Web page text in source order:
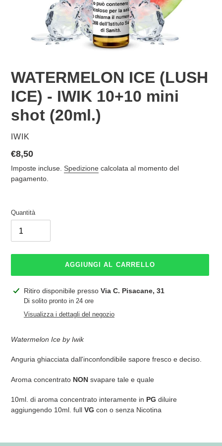
WATERMELON ICE (LUSH
ICE) - IWIK 10+10 mini
shot (20ml.)
VENDITORE
IWIK
Prezzo
di
listino
€8,50
Imposte incluse. Spedizione calcolata al momento del
pagamento.
Quantità
AGGIUNGI AL CARRELLO
Inserimento
prodotto
Ritiro disponibile presso Via C. Pisacane, 31
Di solito pronto in 24 ore
Visualizza i dettagli del negozio
Watermelon Ice by Iwik
Anguria ghiacciata dall'inconfondibile sapore fresco e deciso.
Aroma concentrato NON svapare tale e quale
10ml. di aroma concentrato interamente in PG diluire
aggiungendo 10ml. full VG con o senza Nicotina